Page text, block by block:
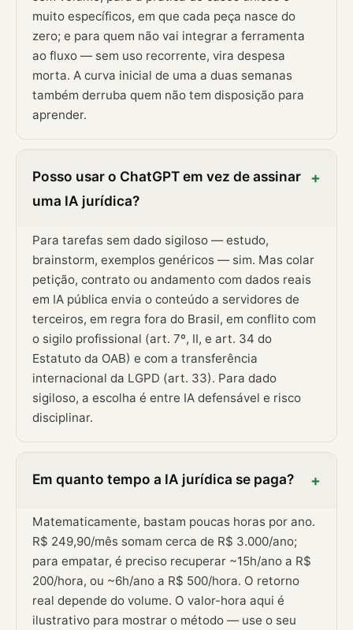
muito específicos, em que cada peça nasce do
zero; e para quem não vai integrar a ferramenta
ao fluxo — sem uso recorrente, vira despesa
morta. A curva inicial de uma a duas semanas
também derruba quem não tem disposição para
aprender.
Posso usar o ChatGPT em vez de assinar
uma IA jurídica?
+
Para tarefas sem dado sigiloso — estudo,
brainstorm, exemplos genéricos — sim. Mas colar
petição, contrato ou andamento com dados reais
em IA pública envia o conteúdo a servidores de
terceiros, em regra fora do Brasil, em conflito com
o sigilo profissional (art. 7º, II, e art. 34 do
Estatuto da OAB) e com a transferência
internacional da LGPD (art. 33). Para dado
sigiloso, a escolha é entre IA defensável e risco
disciplinar.
Em quanto tempo a IA jurídica se paga? +
Matematicamente, bastam poucas horas por ano.
R$ 249,90/mês somam cerca de R$ 3.000/ano;
para empatar, é preciso recuperar ~15h/ano a R$
200/hora, ou ~6h/ano a R$ 500/hora. O retorno
real depende do volume. O valor-hora aqui é
ilustrativo para mostrar o método — use o seu